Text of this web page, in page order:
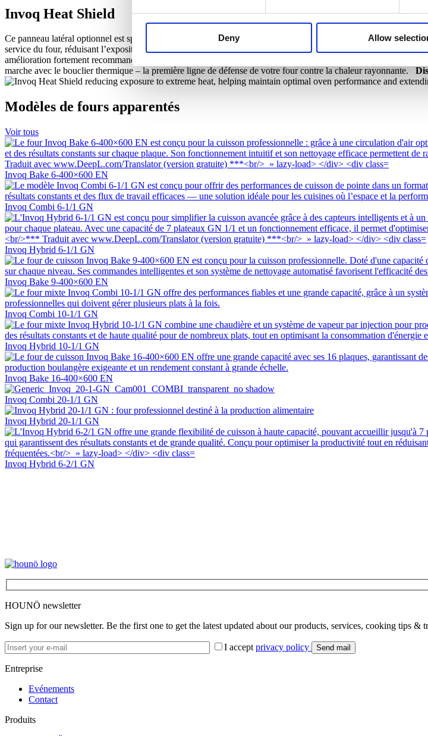
Deny Allow
Invoq Heat Shield
Ce panneau latéral optionnel est spécialement conçu pour les cuisines où le four Invoq est placé à côté d’une
service du four, réduisant l’exposition à la chaleur extrême et garantissant un fonctionnement optimal, même
amélioration fortement recommandée pour les cuisines où une protection thermique supplémentaire est
marche avec le bouclier thermique – la première ligne de défense de votre four contre la chaleur rayonnante.
Modèles de fours apparentés
Voir tous
Invoq Bake 6-400×600 EN
Invoq Combi 6-1/1 GN
Invoq Hybrid 6-1/1 GN
Invoq Bake 9-400×600 EN
Invoq Combi 10-1/1 GN
Invoq Hybrid 10-1/1 GN
Invoq Bake 16-400×600 EN
Invoq Combi 20-1/1 GN
Invoq Hybrid 20-1/1 GN
Invoq Hybrid 6-2/1 GN
HOUNÖ newsletter
Sign up for our newsletter. Be the first one to get the latest updated about our products, services, cooking tips &
I accept privacy policy
Entreprise
Evénements
Contact
Produits